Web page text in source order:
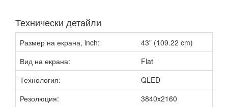
Технически детайли
Размер на екрана, inch:
43" (109.22 cm)
Вид на екрана:
Flat
Технология:
QLED
Резолюция:
3840x2160